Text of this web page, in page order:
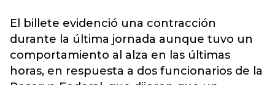
El billete evidenció una contracción
durante la última jornada aunque tuvo un
comportamiento al alza en las últimas
horas, en respuesta a dos funcionarios de la